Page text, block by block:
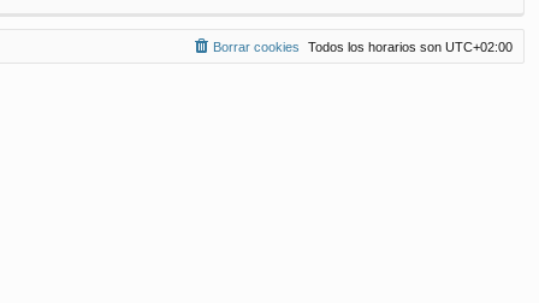
Todos los horarios son UTC+02:00
Borrar cookies